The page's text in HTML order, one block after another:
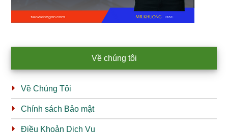
Về chúng tôi
Về Chúng Tôi
Chính sách Bảo mật
Điều Khoản Dịch Vụ